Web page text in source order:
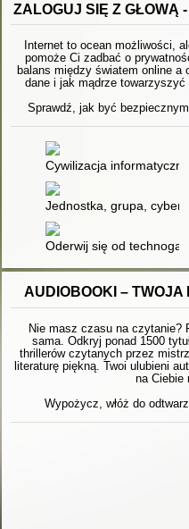
ZALOGUJ SIĘ Z GŁOWĄ
Internet to ocean możliwości,
pomoże Ci zadbać o
balans między światem online
dane i jak mądrze
Sprawdź, jak być
Cywilizacja
Jednostka, grupa,
Oderwij się od
AUDIOBOOKI – TWOJA
Nie masz czasu na czytanie?
sama. Odkryj ponad 1500
thrillerów czytanych przez
literaturę piękną. Twoi ulubieni
na Ciebie
Wypożycz, włóż do